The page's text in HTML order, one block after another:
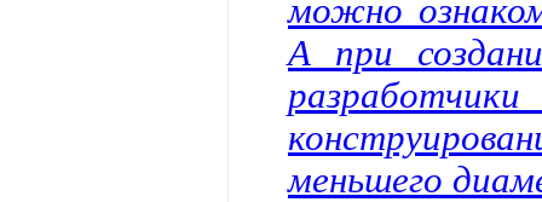
можно
А при
меньшего